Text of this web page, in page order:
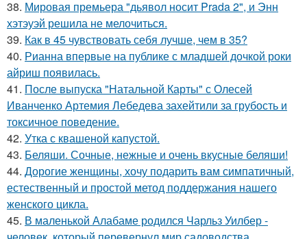
38. Мировая премьера "дьявол носит Prada 2", и Энн
хэтэуэй решила не мелочиться.
39. Как в 45 чувствовать себя лучше, чем в 35?
40. Рианна впервые на публике с младшей дочкой роки
айриш появилась.
41. После выпуска "Натальной Карты" с Олесей
Иванченко Артемия Лебедева захейтили за грубость и
токсичное поведение.
42. Утка с квашеной капустой.
43. Беляши. Сочные, нежные и очень вкусные беляши!
44. Дорогие женщины, хочу подарить вам симпатичный,
естественный и простой метод поддержания нашего
женского цикла.
45. В маленькой Алабаме родился Чарльз Уилбер -